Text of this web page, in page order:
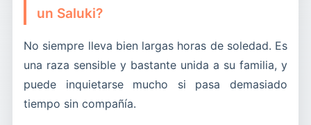
un Saluki?
No siempre lleva bien largas horas de soledad. Es
una raza sensible y bastante unida a su familia, y
puede inquietarse mucho si pasa demasiado
tiempo sin compañía.